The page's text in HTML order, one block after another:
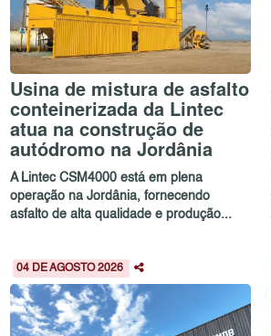
Usina de mistura de asfalto
conteinerizada da Lintec
atua na construção de
autódromo na Jordânia
A Lintec CSM4000 está em plena
operação na Jordânia, fornecendo
asfalto de alta qualidade e produção...
04 DE AGOSTO 2026